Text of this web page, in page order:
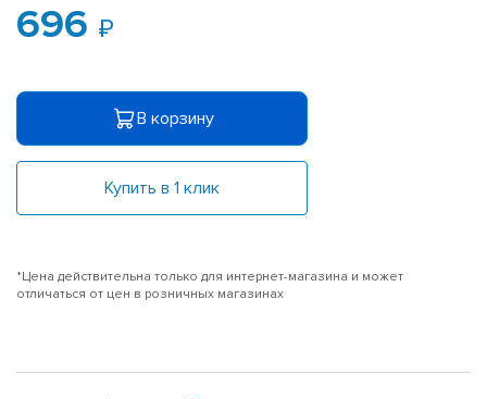
696
В корзину
Купить в 1 клик
*Цена действительна только для интернет-магазина и может
отличаться от цен в розничных магазинах